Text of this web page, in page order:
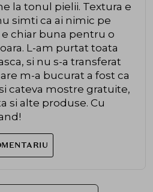
la tonul pielii. Textura e
simti ca ai nimic pe
chiar buna pentru o
L-am purtat toata
si nu s-a transferat
m-a bucurat a fost ca
cateva mostre gratuite,
si alte produse. Cu